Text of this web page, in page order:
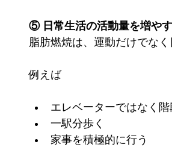
⑤ 日常生活の活動量を増やす
脂肪燃焼は、運動だけでな
例えば
エレベーターではなく階
一駅分歩く
家事を積極的に行う